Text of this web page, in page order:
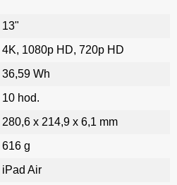
13"
4K, 1080p HD, 720p HD
36,59 Wh
10 hod.
280,6 x 214,9 x 6,1 mm
616 g
iPad Air